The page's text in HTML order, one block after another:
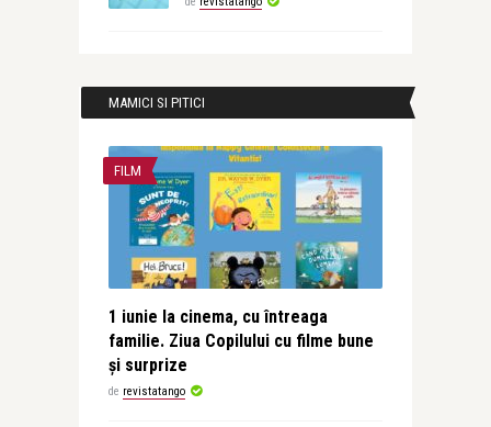
MAMICI SI PITICI
FILM
1 iunie la cinema, cu întreaga
familie. Ziua Copilului cu filme bune
și surprize
de revistatango